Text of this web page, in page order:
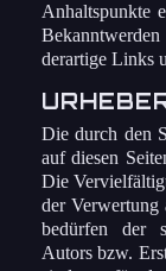
Anhaltspunkte
derartige Links
Die durch den
auf diesen
Die
der Verwertung
bedürfen der
Autors bzw.